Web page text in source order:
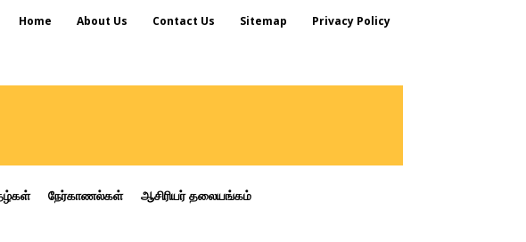
Home About Us Contact Us Sitemap Privacy Policy
நேர்காணல்கள் ஆசிரியர் தலையங்கம்